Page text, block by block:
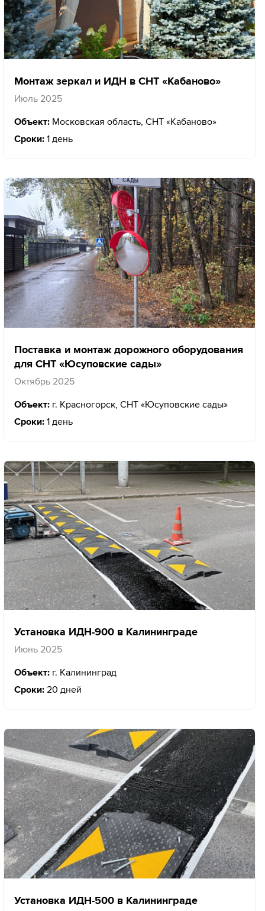
Монтаж зеркал и ИДН в СНТ «Кабаново»
Июль 2025
Объект: Московская область, СНТ «Кабаново»
Сроки: 1 день
Поставка и монтаж дорожного оборудования
для СНТ «Юсуповские сады»
Октябрь 2025
Объект: г. Красногорск, СНТ «Юсуповские сады»
Сроки: 1 день
Установка ИДН-900 в Калининграде
Июнь 2025
Объект: г. Калининград
Сроки: 20 дней
Установка ИДН-500 в Калининграде